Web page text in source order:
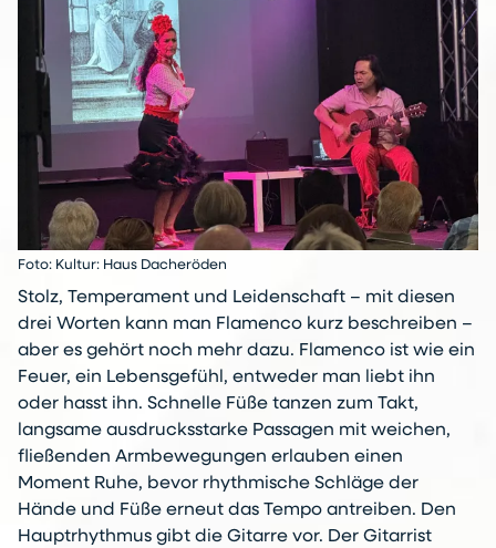
Foto: Kultur: Haus Dacheröden
Stolz, Temperament und Leidenschaft – mit diesen
drei Worten kann man Flamenco kurz beschreiben –
aber es gehört noch mehr dazu. Flamenco ist wie ein
Feuer, ein Lebensgefühl, entweder man liebt ihn
oder hasst ihn. Schnelle Füße tanzen zum Takt,
langsame ausdrucksstarke Passagen mit weichen,
fließenden Armbewegungen erlauben einen
Moment Ruhe, bevor rhythmische Schläge der
Hände und Füße erneut das Tempo antreiben. Den
Hauptrhythmus gibt die Gitarre vor. Der Gitarrist